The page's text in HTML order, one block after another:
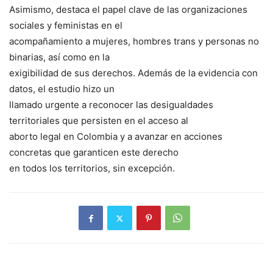
Asimismo, destaca el papel clave de las organizaciones
sociales y feministas en el
acompañamiento a mujeres, hombres trans y personas no
binarias, así como en la
exigibilidad de sus derechos. Además de la evidencia con
datos, el estudio hizo un
llamado urgente a reconocer las desigualdades
territoriales que persisten en el acceso al
aborto legal en Colombia y a avanzar en acciones
concretas que garanticen este derecho
en todos los territorios, sin excepción.